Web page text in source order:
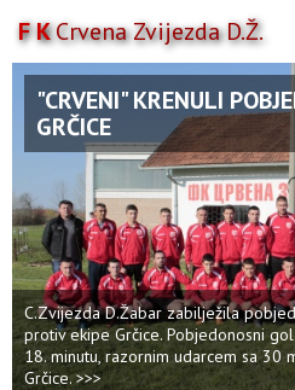
F KCrvena Zvijezda D.Ž.
AKTIVNOSTI
TAKMIČENJA
TIM
KLUB
MULTIMEDIJA
"CRVENI" KRENULI
GRČICE
C.Zvijezda D.Žabar zabilježila
protiv ekipe Grčice. Pobjedonosni gol
18. minutu, razornim udarcem sa 30
Grčice. >>>